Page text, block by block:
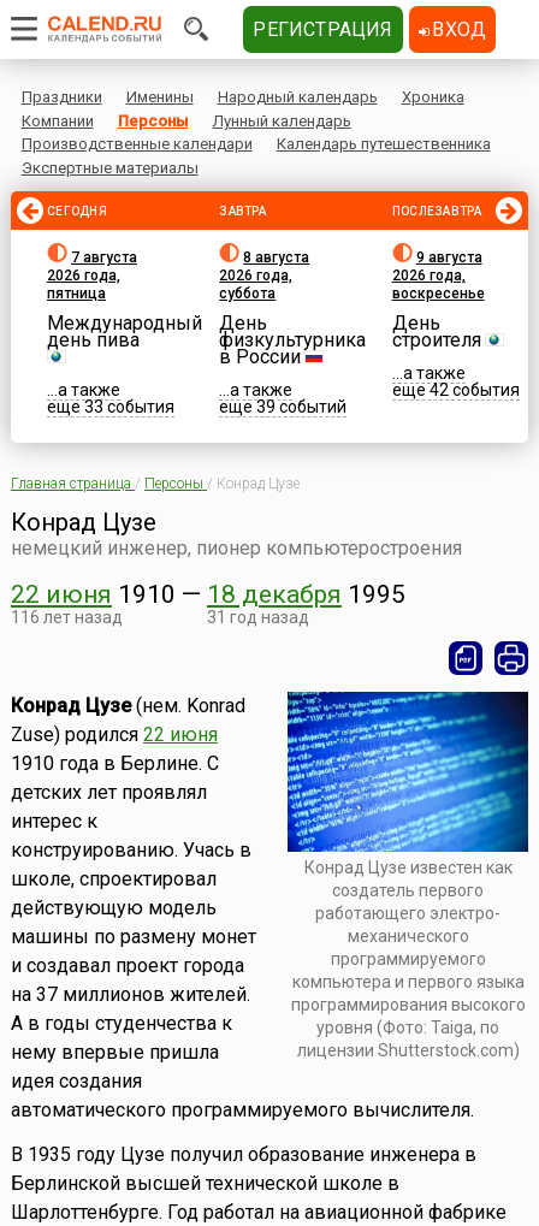
Праздники Именины Народный календарь
Хроника
Компании
Персоны
Лунный календарь
Производственные календари
Календарь путешественника
Экспертные материалы
СЕГОДНЯ
7 августа
2026 года,
пятница
Международный
день пива
...а также
еще 33 события
ЗАВТРА
8 августа
2026 года,
суббота
День
физкультурника
в России
...а также
еще 39 событий
ПОСЛЕЗАВТРА
9 августа
2026 года,
воскресенье
День
строителя
...а также
еще 42 события
Главная страница / Персоны / Конрад Цузе
Конрад Цузе
немецкий инженер, пионер компьютеростроения
22 июня 1910
116 лет назад
— 18 декабря 1995
31 год назад
Конрад Цузе известен как
создатель первого
работающего электро-
механического
программируемого
компьютера и первого языка
программирования высокого
уровня (Фото: Taiga, по
лицензии Shutterstock.com)
Конрад Цузе(нем. Konrad
Zuse) родился 22 июня
1910 года в Берлине. С
детских лет проявлял
интерес к
конструированию. Учась в
школе, спроектировал
действующую модель
машины по размену монет
и создавал проект города
на 37 миллионов жителей.
А в годы студенчества к
нему впервые пришла
идея создания
автоматического программируемого вычислителя.
В 1935 году Цузе получил образование инженера в
Берлинской высшей технической школе в
Шарлоттенбурге. Год работал на авиационной фабрике
РЕГИСТРАЦИЯ ВХОД